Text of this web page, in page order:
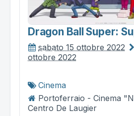
Dragon Ball Super:
sabato 15 ottobre 2022
ottobre 2022
Cinema
Portoferraio - Cinema
Centro De Laugier